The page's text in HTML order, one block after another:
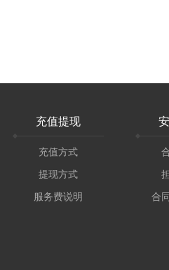
充值提现
充值方式
提现方式
服务费说明
合